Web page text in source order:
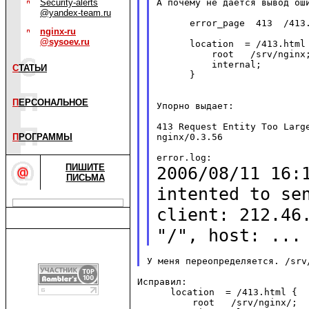
Security-alerts
@yandex-team.ru
nginx-ru
@sysoev.ru
СТАТЬИ
П ЕРСОНАЛЬНОЕ
П РОГРАММЫ
ПИШИТЕ
ПИСЬМА
А почему не дается вывод
error_page  413  /
location  = /413.html
root   /srv/
          internal;
      }
Упорно выдает:
413 Request Entity Too
nginx/0.3.56
2006/08/11
intented to
client:
"/", host: ...
Исправил:
      location  = /413.html {
          root   /srv/nginx/;